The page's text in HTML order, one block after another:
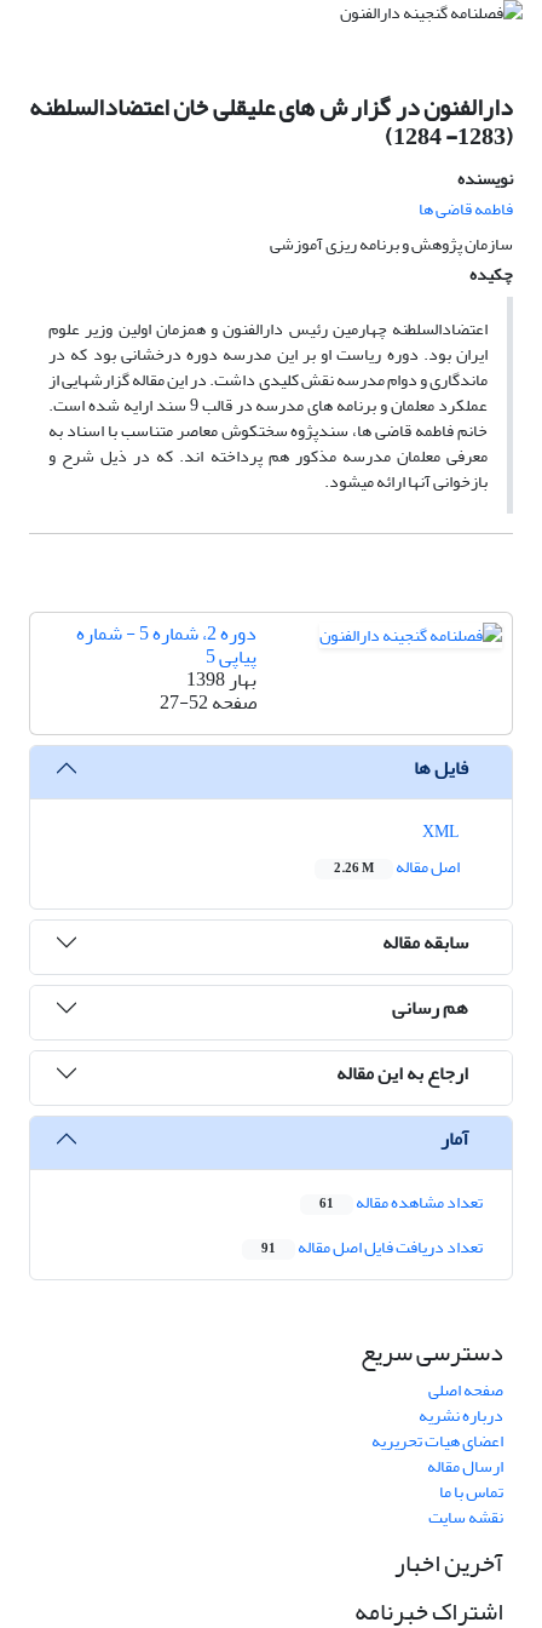
دارالفنون در گزار ش های علیقلی خان اعتضادالسلطنه
(1283- 1284)
نویسنده
فاطمه قاضی ها
سازمان پژوهش و برنامه ریزی آموزشی
چکیده
اعتضادالسلطنه چهارمین رئیس دارالفنون و همزمان اولین وزیر علوم
ایران بود. دوره ریاست او بر این مدرسه دوره درخشانی بود که در
ماندگاری و دوام مدرسه نقش کلیدی داشت. در این مقاله گزارشهایی از
عملکرد معلمان و برنامه های مدرسه در قالب 9 سند ارایه شده است.
خانم فاطمه قاضی ها، سندپژوه سختکوش معاصر متناسب با اسناد به
معرفی معلمان مدرسه مذکور هم پرداخته اند. که در ذیل شرح و
بازخوانی آنها ارائه میشود.
دوره 2، شماره 5 - شماره
پیاپی 5
بهار 1398
صفحه27-52
فایل ها
اصل مقاله
2.26 M
سابقه مقاله
هم رسانی
ارجاع به این مقاله
آمار
تعداد مشاهده مقاله 61
تعداد دریافت فایل اصل مقاله 91
دسترسی سریع
صفحه اصلی
درباره نشریه
اعضای هیات تحریریه
ارسال مقاله
تماس با ما
نقشه سایت
آخرین اخبار
اشتراک خبرنامه